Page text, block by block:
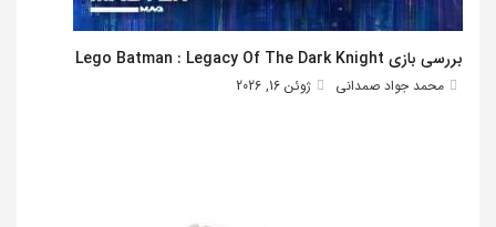
بررسی بازی Lego Batman : Legacy Of The Dark Knight
محمد جواد صمدانی ژوئن 16, 2026